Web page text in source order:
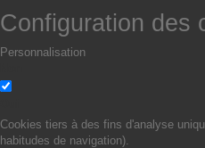
Configuration des
Personnalisation
Cookies tiers à des fins d'analyse
habitudes de navigation).